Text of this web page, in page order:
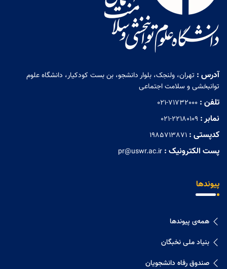
آدرس :تهران، ولنجک، بلوار دانشجو، بن بست کودکیار، دانشگاه علوم
توانبخشی و سلامت اجتماعی
تلفن :021-71732000
نمابر :021-22180109
کدپستی :1985713871
پست الکترونیک :pr@uswr.ac.ir
پیوندها
همه‌ی پیوندها
بنیاد ملی نخبگان
صندوق رفاه دانشجویان